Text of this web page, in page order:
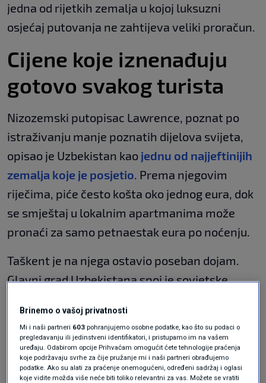
jedna od rijetkih zemalja u kojoj luksuzni
osjećaj putovanja ne zahtijeva veliki proračun.
Cijene koje iznenađuju
gotovo svakog turista
Nizozemski putopisac Lawrence, poznat po
istraživanju manje poznatih dijelova svijeta,
opisao je Uzbekistan kao jednu od najjeftinijih
zemalja koje je posjetio. Prema njegovim
riječima, piće često košta oko jednog eura, dok
se smještaj u lokalnim apartmanima može
pronaći za samo petnaestak eura po noćenju.
Taškent je na njega ostavio poseban dojam.
Glavni grad Uzbekistana spoj je sovjetske
baštine. S jedne strane nalaze se moderni
neboderi, dok se s druge mogu vidjeti metro
stanice koje mnogi smatraju pravim
umjetničkim djelima zbog luksuznog interijera i
Brinemo o vašoj privatnosti
Mi i naši partneri 603 pohranjujemo osobne podatke, kao što su podaci o
pregledavanju ili jedinstveni identifikatori, i pristupamo im na vašem
uređaju. Odabirom opcije Prihvaćam omogućit ćete tehnologije praćenja
koje podržavaju svrhe za čije pružanje mi i naši partneri obrađujemo
podatke. Ako su alati za praćenje onemogućeni, određeni sadržaj i oglasi
koje vidite možda više neće biti toliko relevantni za vas. Možete se vratiti